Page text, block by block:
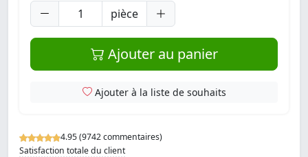
4.95 (9742 commentaires)
Satisfaction totale du client
pièce
Ajouter au panier
Ajouter à la liste de souhaits